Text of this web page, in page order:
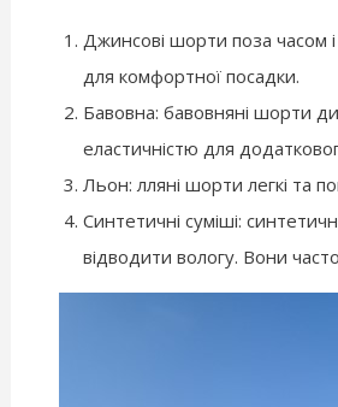
Джинсові шорти поза часом і
для комфортної посадки.
Бавовна: бавовняні шорти
еластичністю для
Льон: лляні шорти легкі та
Синтетичні суміші:
відводити вологу. Вони